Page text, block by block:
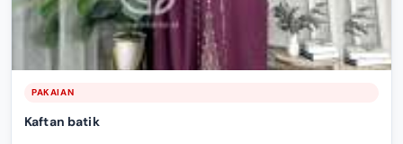
PAKAIAN
Kaftan batik